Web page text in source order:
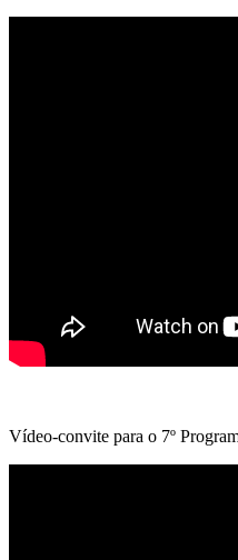
Vídeo-convite para o 7º